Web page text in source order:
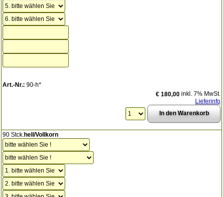
Art.-Nr.: 90-h*
€ 180,00 inkl. 7% MwSt.
Lieferinfo
90 Stck. hell/Vollkorn